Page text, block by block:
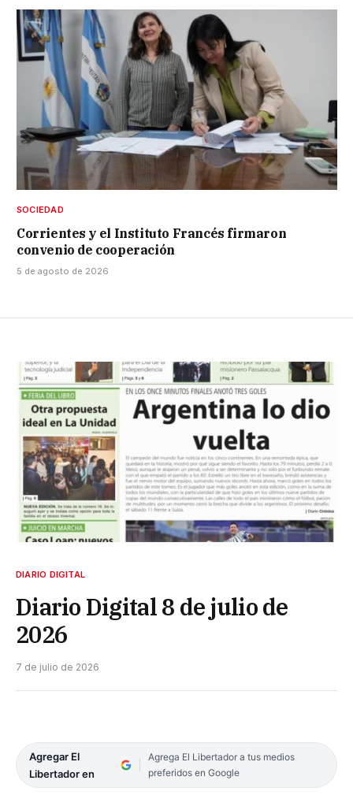
SOCIEDAD
Corrientes y el Instituto Francés firmaron
convenio de cooperación
5 de agosto de 2026
DIARIO DIGITAL
Diario Digital 8 de julio de
2026
7 de julio de 2026
Agregar El
Libertador en
Agrega El Libertador a tus medios
preferidos en Google